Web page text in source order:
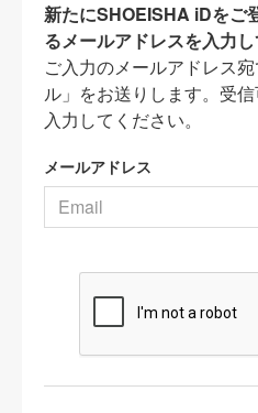
新たにSHOEISHA iDをご
るメールアドレスを入力し
ご入力のメールアドレス
ル」をお送りします。受
入力してください。
メールアドレス